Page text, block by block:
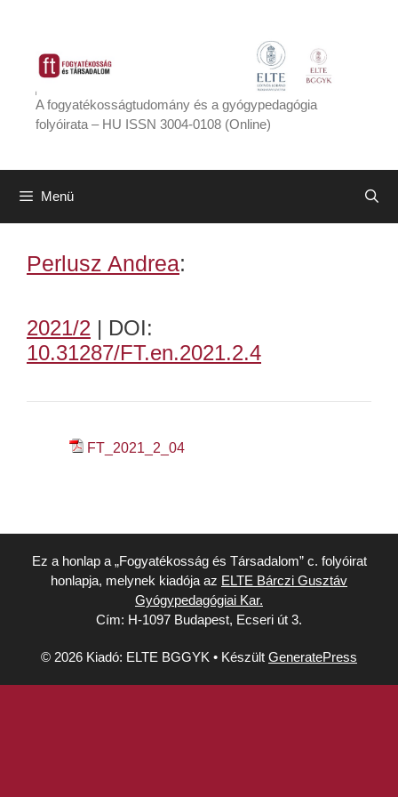
tartalomba
A fogyatékosságtudomány és a gyógypedagógia
folyóirata – HU ISSN 3004-0108 (Online)
Menü
Perlusz Andrea:
2021/2 | DOI:
10.31287/FT.en.2021.2.4
FT_2021_2_04
Ez a honlap a „Fogyatékosság és Társadalom” c. folyóirat
honlapja, melynek kiadója az ELTE Bárczi Gusztáv
Gyógypedagógiai Kar.
Cím: H-1097 Budapest, Ecseri út 3.
© 2026 Kiadó: ELTE BGGYK • Készült GeneratePress